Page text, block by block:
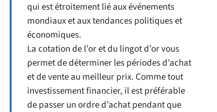
qui est étroitement lié aux événements
mondiaux et aux tendances politiques et
économiques.
La cotation de l’or et du lingot d’or vous
permet de déterminer les périodes d’achat
et de vente au meilleur prix. Comme tout
investissement financier, il est préférable
de passer un ordre d’achat pendant que